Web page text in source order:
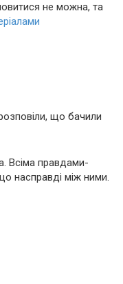
не можна, та
що бачили
Всіма правдами-
насправді між ними.